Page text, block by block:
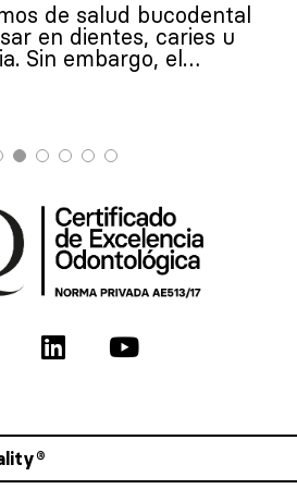
de salud bucodental
en dientes, caries u
Sin embargo, el…